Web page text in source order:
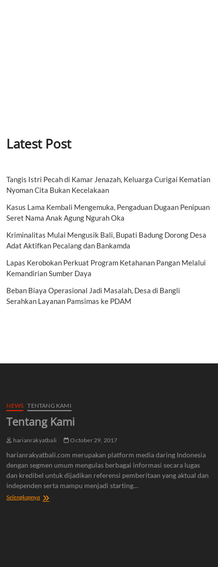
Latest Post
Tangis Istri Pecah di Kamar Jenazah, Keluarga Curigai Kematian
Nyoman Cita Bukan Kecelakaan
Kasus Lama Kembali Mengemuka, Pengaduan Dugaan Penipuan
Seret Nama Anak Agung Ngurah Oka
Kriminalitas Mulai Mengusik Bali, Bupati Badung Dorong Desa
Adat Aktifkan Pecalang dan Bankamda
Lapas Kerobokan Perkuat Program Ketahanan Pangan Melalui
Kemandirian Sumber Daya
Beban Biaya Operasional Jadi Masalah, Desa di Bangli
Serahkan Layanan Pamsimas ke PDAM
NEWS TENTANG KAMI
Tentang Kami
harianrakyatbali October 29, 2017
harianrakyatbali.com merupakan platform media daring Indonesia
dengan segmen umum mengulas berbagai informasi secara lugas
dan kredibel untuk dijadikan referensi pemberitaan yang aktual dan
independen serta mampu menjadi starting…
SelengkapnyaTentang